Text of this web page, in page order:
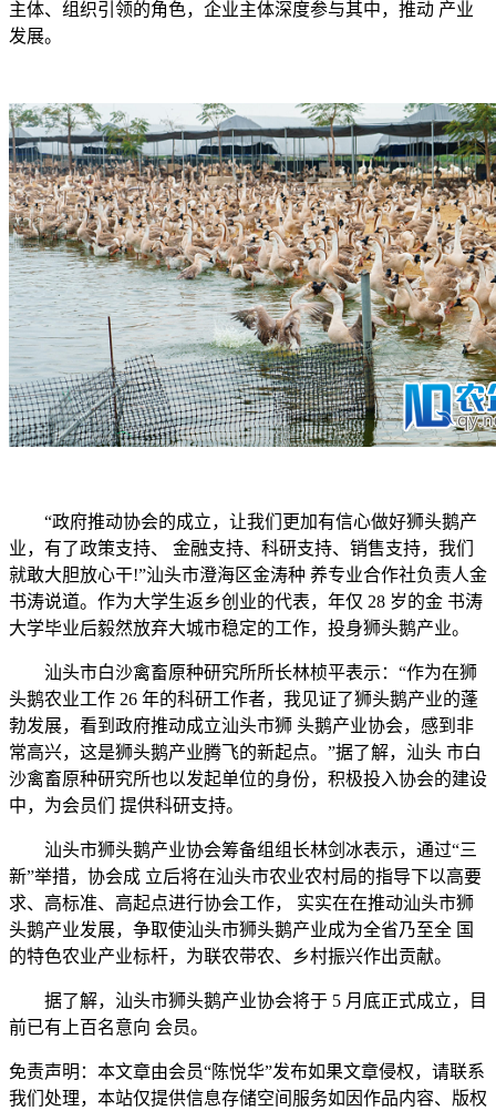
主体、组织引领的角色，企业主体深度参与其中，推动 产业
发展。
“政府推动协会的成立，让我们更加有信心做好狮头鹅产
业，有了政策支持、 金融支持、科研支持、销售支持，我们
就敢大胆放心干!”汕头市澄海区金涛种 养专业合作社负责人金
书涛说道。作为大学生返乡创业的代表，年仅 28 岁的金 书涛
大学毕业后毅然放弃大城市稳定的工作，投身狮头鹅产业。
汕头市白沙禽畜原种研究所所长林桢平表示：“作为在狮
头鹅农业工作 26 年的科研工作者，我见证了狮头鹅产业的蓬
勃发展，看到政府推动成立汕头市狮 头鹅产业协会，感到非
常高兴，这是狮头鹅产业腾飞的新起点。”据了解，汕头 市白
沙禽畜原种研究所也以发起单位的身份，积极投入协会的建设
中，为会员们 提供科研支持。
汕头市狮头鹅产业协会筹备组组长林剑冰表示，通过“三
新”举措，协会成 立后将在汕头市农业农村局的指导下以高要
求、高标准、高起点进行协会工作， 实实在在推动汕头市狮
头鹅产业发展，争取使汕头市狮头鹅产业成为全省乃至全 国
的特色农业产业标杆，为联农带农、乡村振兴作出贡献。
据了解，汕头市狮头鹅产业协会将于 5 月底正式成立，目
前已有上百名意向 会员。
免责声明： 本文章由会员“陈悦华”发布如果文章侵权，请联系
我们处理，本站仅提供信息存储空间服务如因作品内容、版权